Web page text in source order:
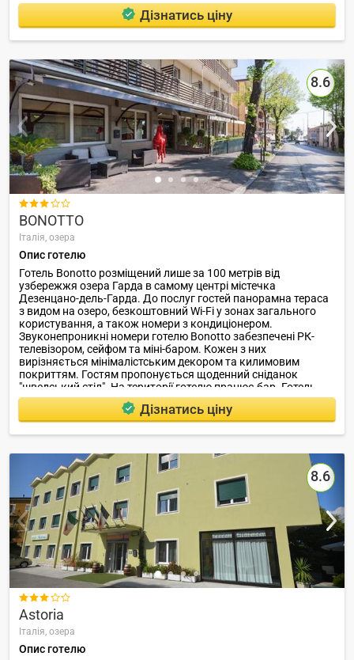
Дізнатись ціну
8.6

BONOTTO
Італія, озера
Опис готелю
Готель Bonotto розміщений лише за 100 метрів від
узбережжя озера Гарда в самому центрі містечка
Дезенцано-дель-Гарда. До послуг гостей панорамна тераса
з видом на озеро, безкоштовний Wi-Fi у зонах загального
користування, а також номери з кондиціонером.
Звуконепроникні номери готелю Bonotto забезпечені РК-
телевізором, сейфом та міні-баром. Кожен з них
вирізняється мінімалістським декором та килимовим
покриттям. Гостям пропонується щоденний сніданок
"шведський стіл". На території готелю працює бар. Готель
розташований лише за 1,5 км від залізничного вокзалу
Дезенцано та за 10 хвилин ходьби від причалу, звідки
можна вирушити у подорож на човні.
Дізнатись ціну
8.6

Astoria
Італія, озера
Опис готелю